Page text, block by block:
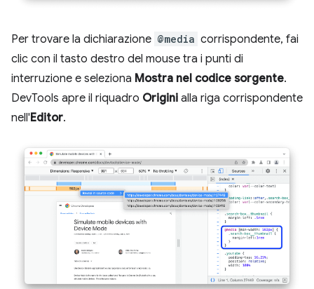
Per trovare la dichiarazione @media corrispondente, fai
clic con il tasto destro del mouse tra i punti di
interruzione e seleziona Mostra nel codice sorgente.
DevTools apre il riquadro Origini alla riga corrispondente
nell'Editor.